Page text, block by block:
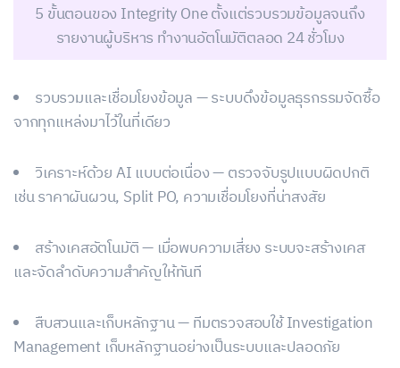
5 ขั้นตอนของ Integrity One ตั้งแต่รวบรวมข้อมูลจนถึง
รายงานผู้บริหาร ทำงานอัตโนมัติตลอด 24 ชั่วโมง
รวบรวมและเชื่อมโยงข้อมูล — ระบบดึงข้อมูลธุรกรรมจัดซื้อ
จากทุกแหล่งมาไว้ในที่เดียว
วิเคราะห์ด้วย AI แบบต่อเนื่อง — ตรวจจับรูปแบบผิดปกติ
เช่น ราคาผันผวน, Split PO, ความเชื่อมโยงที่น่าสงสัย
สร้างเคสอัตโนมัติ — เมื่อพบความเสี่ยง ระบบจะสร้างเคส
และจัดลำดับความสำคัญให้ทันที
สืบสวนและเก็บหลักฐาน — ทีมตรวจสอบใช้ Investigation
Management เก็บหลักฐานอย่างเป็นระบบและปลอดภัย